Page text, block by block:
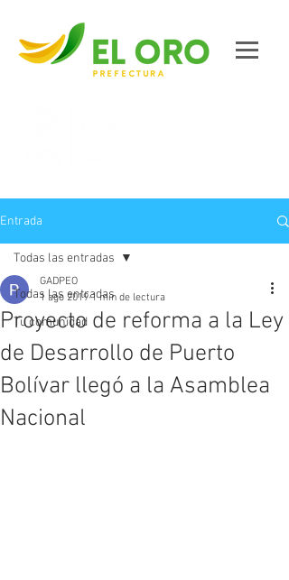
Entrada
Todas las entradas
Tu comunidad
Todas las entradas
Proyecto de reforma a la Ley
de Desarrollo de Puerto
Bolívar llegó a la Asamblea
Nacional
GADPEO
1 ago 2019 1 min de lectura